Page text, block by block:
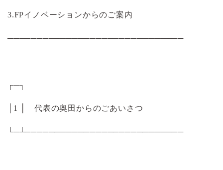
3.FPイノベーションからのご案内
──────────────────────────────
┌─┐
│1 │ 代表の奥田からのごあいさつ
└─┴───────────────────────────